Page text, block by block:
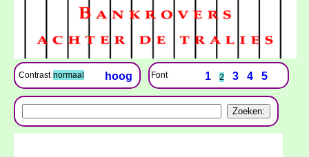
Contrast normaal hoog Font 1 2 3 4 5